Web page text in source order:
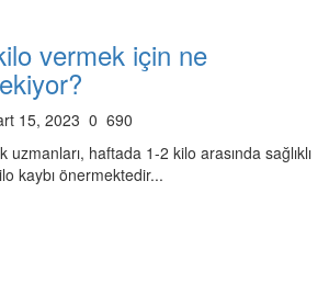
vermek için ne
15, 2023 0 690
uzmanları, haftada 1-2 kilo arasında sağlıklı
kaybı önermektedir...